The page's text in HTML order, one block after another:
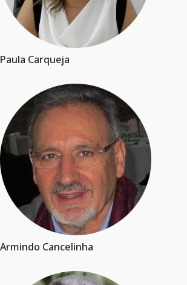
Paula Carqueja
Armindo Cancelinha